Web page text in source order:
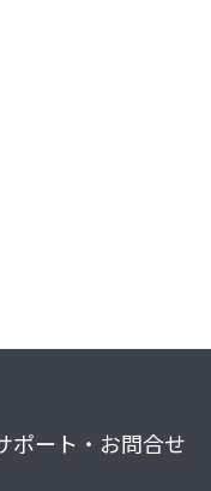
ポート・お問合せ